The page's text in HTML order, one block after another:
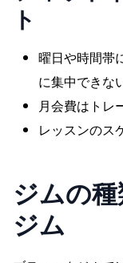
ト
曜日や時間帯
に集中できな
月会費はトレ
レッスンのス
ジムの
ジム